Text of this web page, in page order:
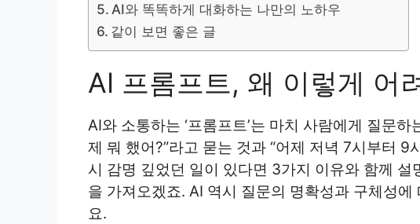
AI와 똑똑하게 대화하는 나만의 노하우
같이 보면 좋은 글
AI 프롬프트, 왜 이렇게 어
AI와 소통하는 ‘프롬프트’는 마치 사람에게 질문
제 뭐 했어?”라고 묻는 것과 “어제 저녁 7시부터
시 감명 깊었던 일이 있다면 3가지 이유와 함께 설
을 가져오겠죠. AI 역시 질문의 명확성과 구체성
요.